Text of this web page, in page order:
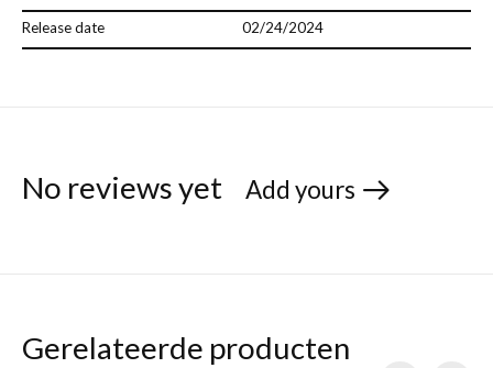
Release date 02/24/2024
No reviews yet Add yours
Gerelateerde producten